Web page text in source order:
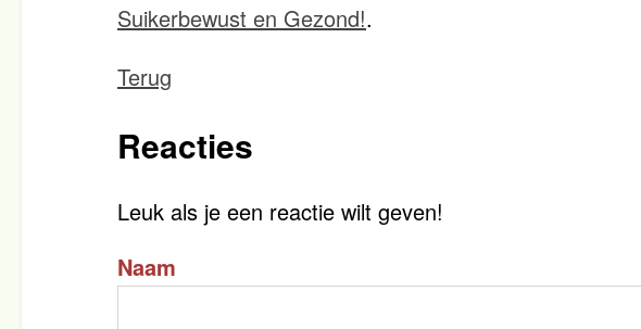
Suikerbewust en Gezond!.
Terug
Reacties
Leuk als je een reactie wilt geven!
Naam